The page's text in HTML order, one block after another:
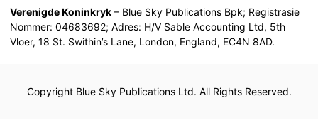
Verenigde Koninkryk – Blue Sky Publications Bpk; Registrasie
Nommer: 04683692; Adres: H/V Sable Accounting Ltd, 5th
Vloer, 18 St. Swithin’s Lane, London, England, EC4N 8AD.
Copyright Blue Sky Publications Ltd. All Rights Reserved.